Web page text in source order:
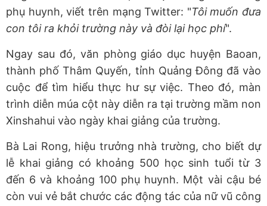
phụ huynh, viết trên mạng Twitter: "Tôi muốn đưa
con tôi ra khỏi trường này và đòi lại học phí".
Ngay sau đó, văn phòng giáo dục huyện Baoan,
thành phố Thâm Quyến, tỉnh Quảng Đông đã vào
cuộc để tìm hiểu thực hư sự việc. Theo đó, màn
trình diễn múa cột này diễn ra tại trường mầm non
Xinshahui vào ngày khai giảng của trường.
Bà Lai Rong, hiệu trưởng nhà trường, cho biết dự
lễ khai giảng có khoảng 500 học sinh tuổi từ 3
đến 6 và khoảng 100 phụ huynh. Một vài cậu bé
còn vui vẻ bắt chước các động tác của nữ vũ công